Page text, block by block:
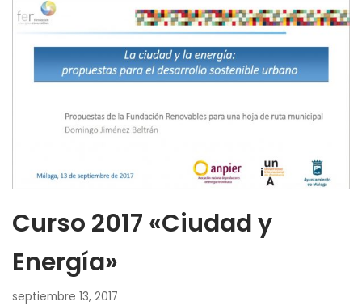
Curso 2017 «Ciudad y
Energía»
septiembre 13, 2017